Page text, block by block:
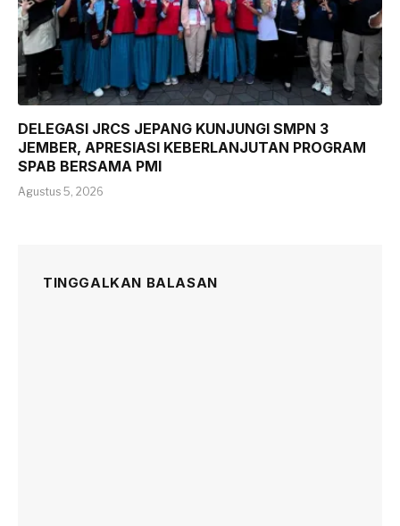
DELEGASI JRCS JEPANG KUNJUNGI SMPN 3
JEMBER, APRESIASI KEBERLANJUTAN PROGRAM
SPAB BERSAMA PMI
Agustus 5, 2026
TINGGALKAN BALASAN